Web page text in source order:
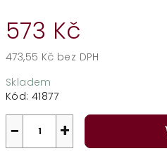
573 Kč
473,55 Kč bez DPH
cena:
Skladem
Kód: 41877
+
−